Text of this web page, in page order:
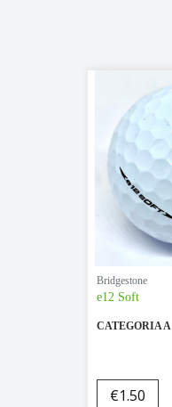
Bridgestone
e12 Soft
CATEGORIA A
€1.50